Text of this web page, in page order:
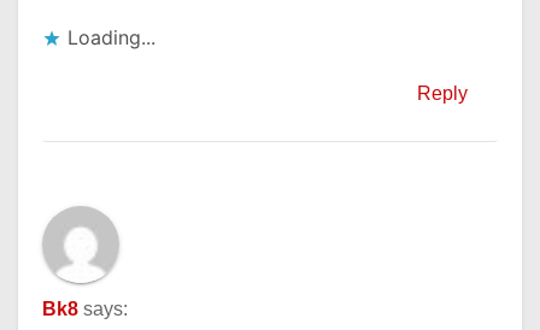
Loading...
Reply
Bk8 says: